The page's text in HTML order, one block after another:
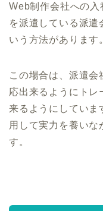
Web制作会社への
を派遣している派遣
いう方法があります
この場合は、派遣
応出来るようにトレ
来るようにしていま
用して実力を養い
す。